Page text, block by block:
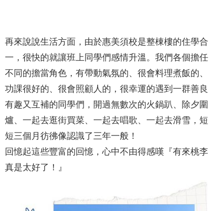
再來說說生活方面，由於惠美須校是整棟樓的住學合
一，很快的就讓班上同學們感情升溫。我們各個擔任
不同的擔當角色，有帶動氣氛的、很會料理煮飯的、
功課很好的、很會照顧人的，很幸運的遇到一群善良
有趣又互補的同學們，開過無數次的火鍋趴、除夕圍
爐、一起去逛街買菜、一起去唱歌、一起去滑雪，短
短三個月彷彿像認識了三年一般！
回憶起這些豐富的回憶，心中不由得感嘆『有來桃李
真是太好了！』